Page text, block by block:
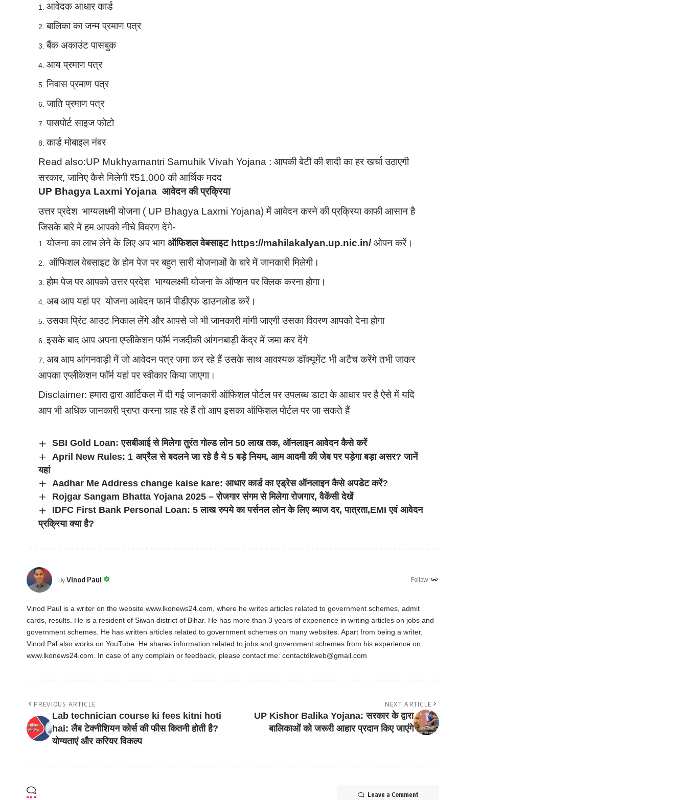
आवेदक आधार कार्ड
बालिका का जन्म प्रमाण पत्र
बैंक अकाउंट पासबुक
आय प्रमाण पत्र
निवास प्रमाण पत्र
जाति प्रमाण पत्र
पासपोर्ट साइज फोटो
कार्ड मोबाइल नंबर
Read also:UP Mukhyamantri Samuhik Vivah Yojana : आपकी बेटी की शादी का हर खर्चा उठाएगी
सरकार, जानिए कैसे मिलेगी ₹51,000 की आर्थिक मदद
UP Bhagya Laxmi Yojana आवेदन की प्रक्रिया
उत्तर प्रदेश भाग्यलक्ष्मी योजना ( UP Bhagya Laxmi Yojana) में आवेदन करने की प्रक्रिया काफी आसान है
जिसके बारे में हम आपको नीचे विवरण देंगे-
योजना का लाभ लेने के लिए अप भाग ऑफिशल वेबसाइट https://mahilakalyan.up.nic.in/ओपन करें।
ऑफिशल वेबसाइट के होम पेज पर बहुत सारी योजनाओं के बारे में जानकारी मिलेगी।
होम पेज पर आपको उत्तर प्रदेश भाग्यलक्ष्मी योजना के ऑप्शन पर क्लिक करना होगा।
अब आप यहां पर योजना आवेदन फार्म पीडीएफ डाउनलोड करें।
उसका प्रिंट आउट निकाल लेंगे और आपसे जो भी जानकारी मांगी जाएगी उसका विवरण आपको देना होगा
इसके बाद आप अपना एप्लीकेशन फॉर्म नजदीकी आंगनबाड़ी केंद्र में जमा कर देंगे
अब आप आंगनवाड़ी में जो आवेदन पत्र जमा कर रहे हैं उसके साथ आवश्यक डॉक्यूमेंट भी अटैच करेंगे तभी जाकर
आपका एप्लीकेशन फॉर्म यहां पर स्वीकार किया जाएगा।
Disclaimer: हमारा द्वारा आर्टिकल में दी गई जानकारी ऑफिशल पोर्टल पर उपलब्ध डाटा के आधार पर है ऐसे में यदि
आप भी अधिक जानकारी प्राप्त करना चाह रहे हैं तो आप इसका ऑफिशल पोर्टल पर जा सकते हैं
SBI Gold Loan: एसबीआई से मिलेगा तुरंत गोल्ड लोन 50 लाख तक, ऑनलाइन आवेदन कैसे करें
April New Rules: 1 अप्रैल से बदलने जा रहे है ये 5 बड़े नियम, आम आदमी की जेब पर पड़ेगा बड़ा असर? जानें
यहां
Aadhar Me Address change kaise kare: आधार कार्ड का एड्रेस ऑनलाइन कैसे अपडेट करें?
Rojgar Sangam Bhatta Yojana 2025 – रोजगार संगम से मिलेगा रोजगार, वैकेंसी देखें
IDFC First Bank Personal Loan: 5 लाख रुपये का पर्सनल लोन के लिए ब्याज दर, पात्रता,EMI एवं आवेदन
प्रक्रिया क्या है?
ByVinod Paul Follow:
Vinod Paul is a writer on the website www.lkonews24.com, where he writes articles related to government schemes, admit
cards, results. He is a resident of Siwan district of Bihar. He has more than 3 years of experience in writing articles on jobs and
government schemes. He has written articles related to government schemes on many websites. Apart from being a writer,
Vinod Pal also works on YouTube. He shares information related to jobs and government schemes from his experience on
www.lkonews24.com. In case of any complain or feedback, please contact me: contactdkweb@gmail.com
PREVIOUS ARTICLE
Lab technician course ki fees kitni hoti
hai: लैब टेक्नीशियन कोर्स की फीस कितनी होती है?
योग्यताएं और करियर विकल्प
NEXT ARTICLE
UP Kishor Balika Yojana: सरकार के द्वारा
बालिकाओं को जरूरी आहार प्रदान किए जाएंगे
Leave a Comment